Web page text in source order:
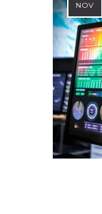
NOV